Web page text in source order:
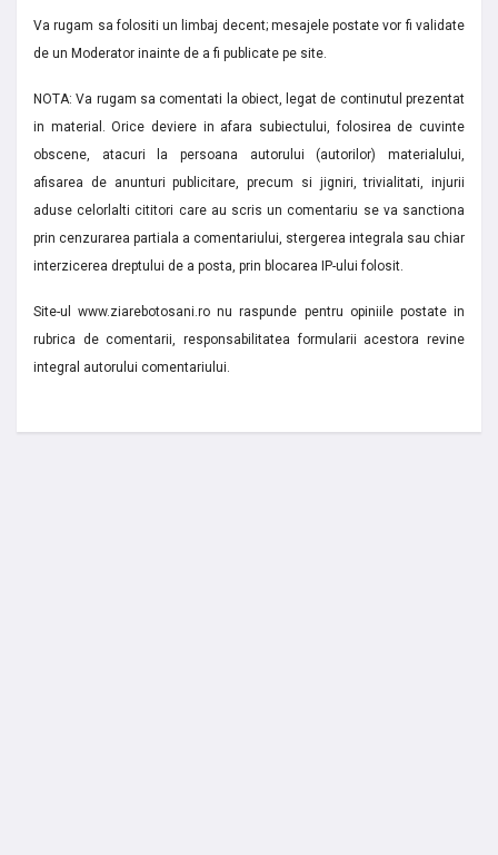
Va rugam sa folositi un limbaj decent; mesajele postate vor fi validate
de un Moderator inainte de a fi publicate pe site.
NOTA: Va rugam sa comentati la obiect, legat de continutul prezentat
in material. Orice deviere in afara subiectului, folosirea de cuvinte
obscene, atacuri la persoana autorului (autorilor) materialului,
afisarea de anunturi publicitare, precum si jigniri, trivialitati, injurii
aduse celorlalti cititori care au scris un comentariu se va sanctiona
prin cenzurarea partiala a comentariului, stergerea integrala sau chiar
interzicerea dreptului de a posta, prin blocarea IP-ului folosit.
Site-ul www.ziarebotosani.ro nu raspunde pentru opiniile postate in
rubrica de comentarii, responsabilitatea formularii acestora revine
integral autorului comentariului.